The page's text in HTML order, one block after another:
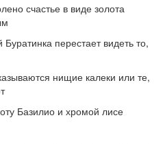
счастье в виде золота
перестает видеть то,
нищие калеки или те,
Базилио и хромой лисе